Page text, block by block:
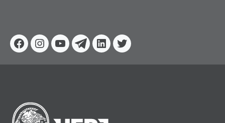
Facebook
Instagram
YoutubeTelegram
Linkedin
Twitter